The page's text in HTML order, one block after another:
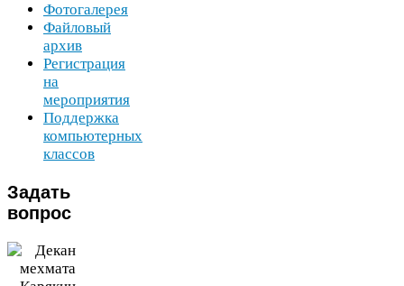
Фотогалерея
Файловый
архив
Регистрация
на
мероприятия
Поддержка
компьютерных
классов
Задать
вопрос